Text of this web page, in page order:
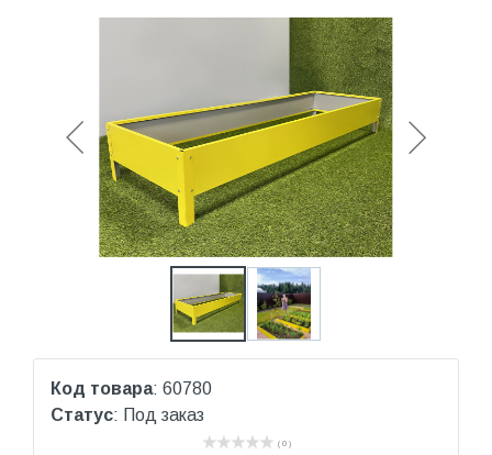
Код товара: 60780
Статус: Под заказ
( 0 )